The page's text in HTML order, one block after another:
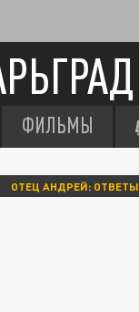
ФИЛЬМЫ
ОТЕЦ АНДРЕЙ: ОТВЕТЫ